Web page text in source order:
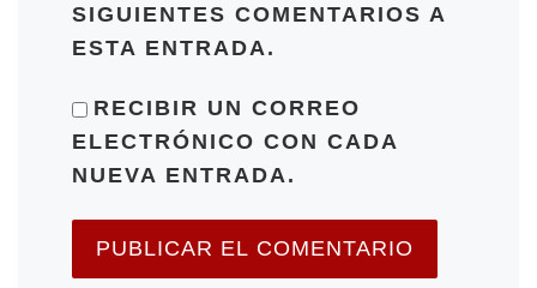
SIGUIENTES COMENTARIOS A
ESTA ENTRADA.
RECIBIR UN CORREO
ELECTRÓNICO CON CADA
NUEVA ENTRADA.